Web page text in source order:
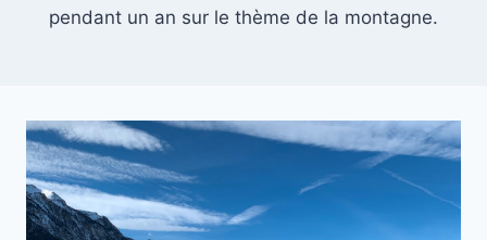
pendant un an sur le thème de la montagne.